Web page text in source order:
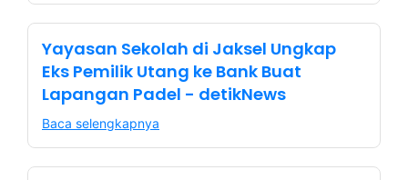
Yayasan Sekolah di Jaksel Ungkap
Eks Pemilik Utang ke Bank Buat
Lapangan Padel - detikNews
Baca selengkapnya